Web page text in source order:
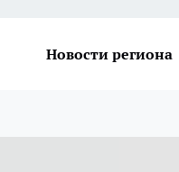
Новости региона